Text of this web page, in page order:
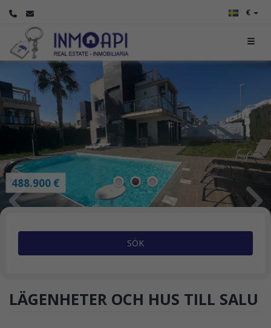
€
488.900 € 2 3
SÖK
LÄGENHETER OCH HUS TILL SALU